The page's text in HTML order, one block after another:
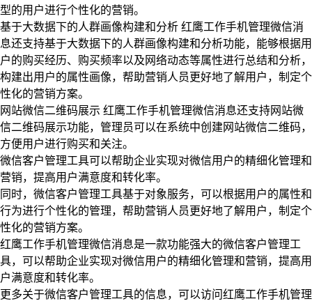
型的用户进行个性化的营销。
基于大数据下的人群画像构建和分析 红鹰工作手机管理微信消
息还支持基于大数据下的人群画像构建和分析功能，能够根据用
户的购买经历、购买频率以及网络动态等属性进行总结和分析，
构建出用户的属性画像，帮助营销人员更好地了解用户，制定个
性化的营销方案。
网站微信二维码展示 红鹰工作手机管理微信消息还支持网站微
信二维码展示功能，管理员可以在系统中创建网站微信二维码，
方便用户进行购买和关注。
微信客户管理工具可以帮助企业实现对微信用户的精细化管理和
营销，提高用户满意度和转化率。
同时，微信客户管理工具基于对象服务，可以根据用户的属性和
行为进行个性化的管理，帮助营销人员更好地了解用户，制定个
性化的营销方案。
红鹰工作手机管理微信消息是一款功能强大的微信客户管理工
具，可以帮助企业实现对微信用户的精细化管理和营销，提高用
户满意度和转化率。
更多关于微信客户管理工具的信息，可以访问红鹰工作手机管理